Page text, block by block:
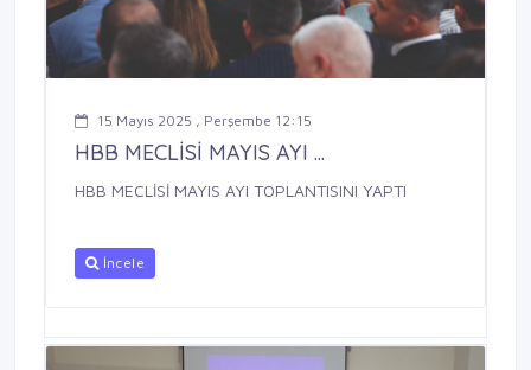
15 Mayıs 2025 , Perşembe 12:15
HBB MECLİSİ MAYIS AYI ...
HBB MECLİSİ MAYIS AYI TOPLANTISINI YAPTI
İncele